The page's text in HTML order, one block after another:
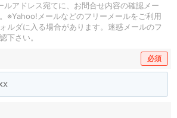
ルアドレス宛てに、お問合せ内容の確認メー
※Yahoo!メールなどのフリーメールをご利用
ルダに入る場合があります。 迷惑メールのフ
下さい。
必須